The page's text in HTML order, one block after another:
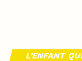
L’ENFANT